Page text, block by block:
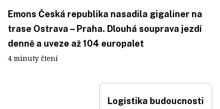
Emons Česká republika nasadila gigaliner na
trase Ostrava – Praha. Dlouhá souprava jezdí
denně a uveze až 104 europalet
4 minuty čtení
Logistika budoucnosti